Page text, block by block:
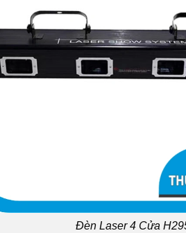
Đèn Laser 4 Cửa